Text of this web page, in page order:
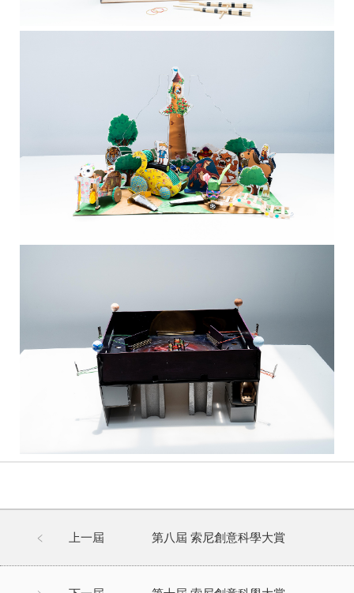
上一屆 第八屆 索尼創意科學大賞